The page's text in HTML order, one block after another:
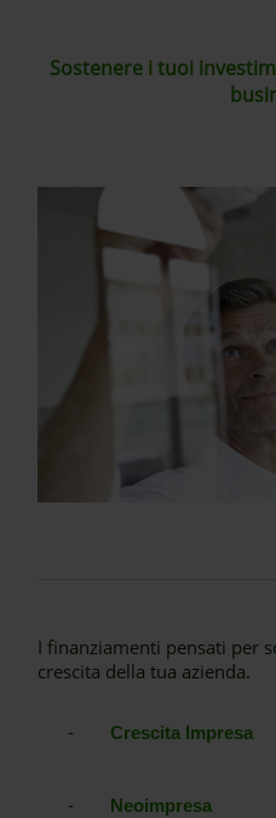
Sostenere i tuoi
I finanziamenti pensati per
crescita della tua azienda.
- Crescita Impresa
- Neoimpresa